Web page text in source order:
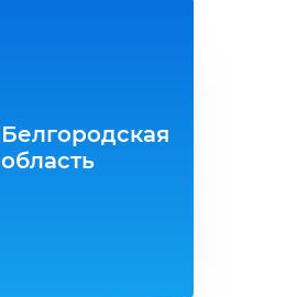
Белгородская
область